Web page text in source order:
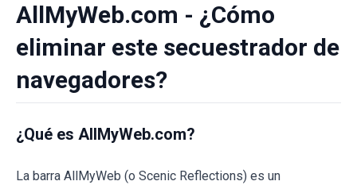
AllMyWeb.com - ¿Cómo
eliminar este secuestrador de
navegadores?
¿Qué es AllMyWeb.com?
La barra AllMyWeb (o Scenic Reflections) es un